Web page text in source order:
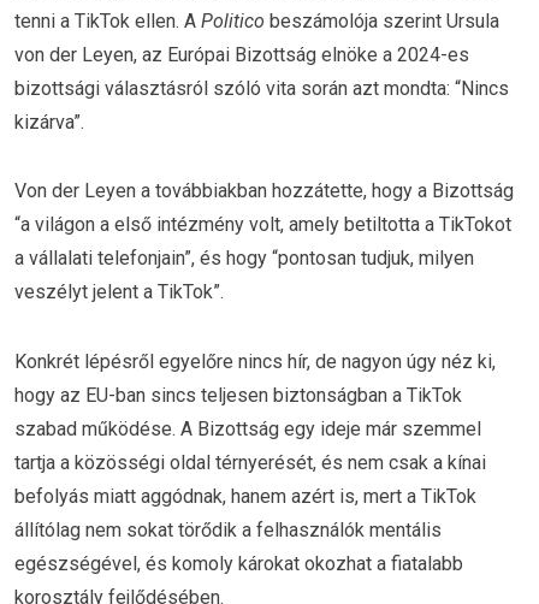
tenni a TikTok ellen. A Politico beszámolója szerint Ursula
von der Leyen, az Európai Bizottság elnöke a 2024-es
bizottsági választásról szóló vita során azt mondta: “Nincs
kizárva”.
Von der Leyen a továbbiakban hozzátette, hogy a Bizottság
“a világon a első intézmény volt, amely betiltotta a TikTokot
a vállalati telefonjain”, és hogy “pontosan tudjuk, milyen
veszélyt jelent a TikTok”.
Konkrét lépésről egyelőre nincs hír, de nagyon úgy néz ki,
hogy az EU-ban sincs teljesen biztonságban a TikTok
szabad működése. A Bizottság egy ideje már szemmel
tartja a közösségi oldal térnyerését, és nem csak a kínai
befolyás miatt aggódnak, hanem azért is, mert a TikTok
állítólag nem sokat törődik a felhasználók mentális
egészségével, és komoly károkat okozhat a fiatalabb
korosztály fejlődésében.